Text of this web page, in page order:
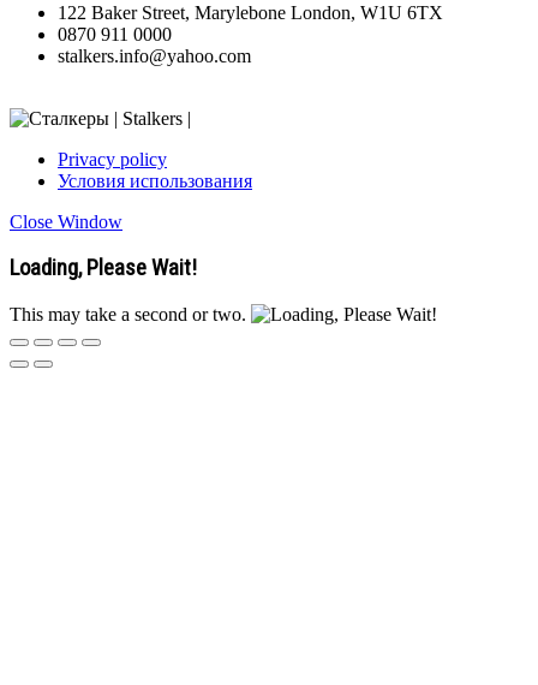
122 Baker Street, Marylebone London, W1U 6TX
0870 911 0000
stalkers.info@yahoo.com
Privacy policy
Условия использования
Close Window
Loading, Please Wait!
This may take a second or two.